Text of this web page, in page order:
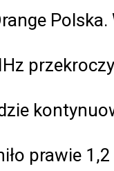
prawie